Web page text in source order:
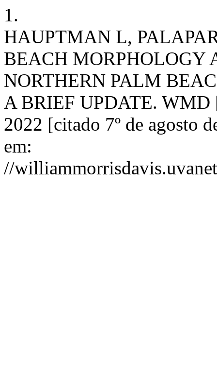
1.
HAUPTMAN L,
BEACH MORPHOLOGY
NORTHERN PALM
A BRIEF UPDATE. WMD
2022 [citado 7º de agosto
em:
//